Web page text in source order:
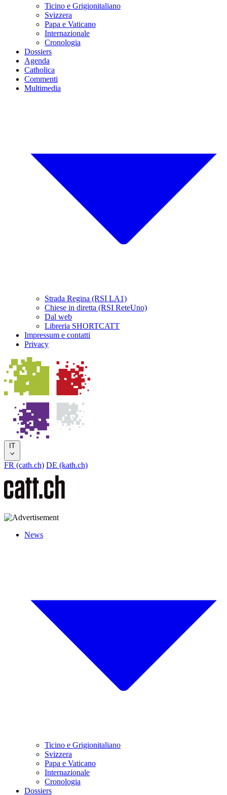
Ticino e Grigionitaliano
Svizzera
Papa e Vaticano
Internazionale
Cronologia
Dossiers
Agenda
Catholica
Commenti
Multimedia
Strada Regina (RSI LA1)
Chiese in diretta (RSI ReteUno)
Dal web
Libreria SHORTCATT
Impressum e contatti
Privacy
IT
FR (cath.ch) DE (kath.ch)
News
Ticino e Grigionitaliano
Svizzera
Papa e Vaticano
Internazionale
Cronologia
Dossiers